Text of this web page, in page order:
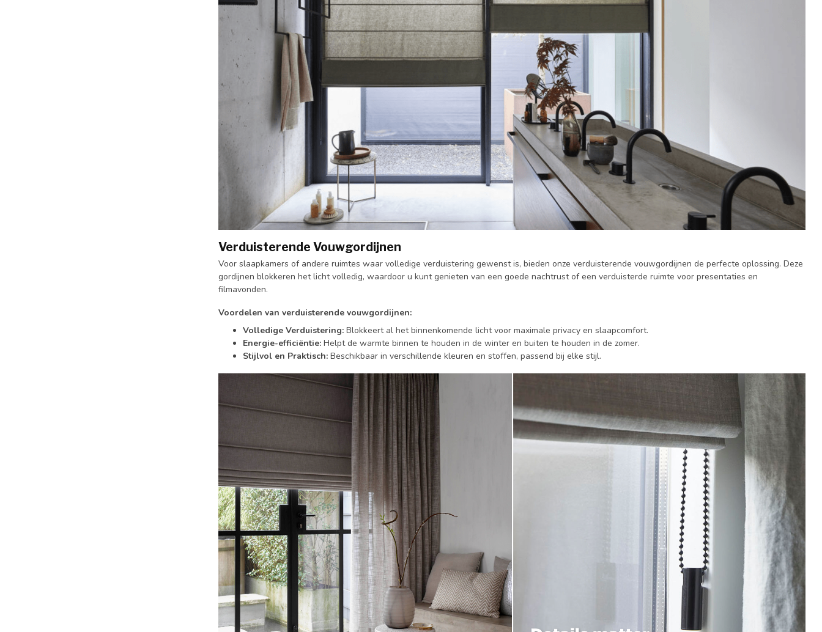
Verduisterende Vouwgordijnen
Voor slaapkamers of andere ruimtes waar volledige verduistering gewenst is, bieden onze verduisterende vouwgordijnen de perfecte oplossing. Deze
gordijnen blokkeren het licht volledig, waardoor u kunt genieten van een goede nachtrust of een verduisterde ruimte voor presentaties en
filmavonden.
Voordelen van verduisterende vouwgordijnen:
Volledige Verduistering: Blokkeert al het binnenkomende licht voor maximale privacy en slaapcomfort.
Energie-efficiëntie: Helpt de warmte binnen te houden in de winter en buiten te houden in de zomer.
Stijlvol en Praktisch: Beschikbaar in verschillende kleuren en stoffen, passend bij elke stijl.